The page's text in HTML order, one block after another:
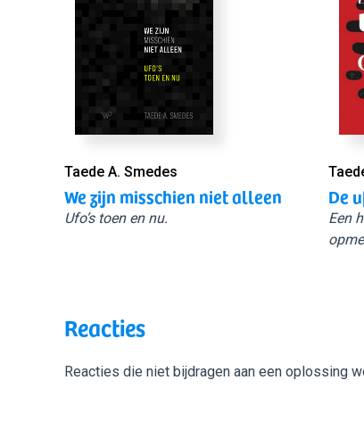
Taede A. Smedes
We zijn misschien niet alleen
Ufo’s toen en nu.
De
Een
Reacties
Reacties die niet bijdragen aan een oplossing